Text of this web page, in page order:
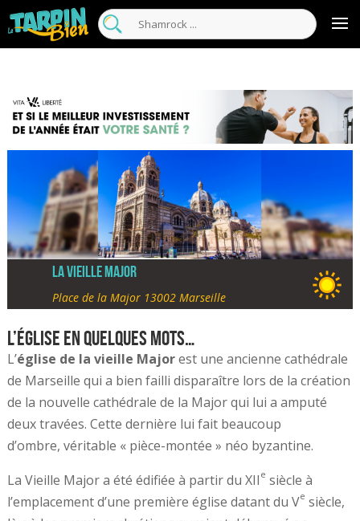
La vieille major
Place de la Major 13002 Marseille
L’église en quelques mots…
L’église de la vieille Majorest une ancienne cathédrale
de Marseille qui a bien failli disparaître lors de la création
de la nouvelle cathédrale de la Major qui lui a amputé
deux travées. Cette dernière lui fait beaucoup
d’ombre, véritable « pièce-montée » néo byzantine.
La Vieille Major a été édifiée à partir du XII e siècle à
l’emplacement d’une première église datant du Ve siècle,